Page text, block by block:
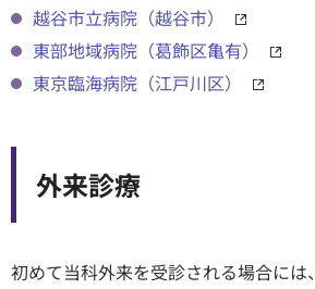
越谷市立病院（越谷市）
東部地域病院（葛飾区亀有）
東京臨海病院（江戸川区）
外来診療
初めて当科外来を受診される場合には